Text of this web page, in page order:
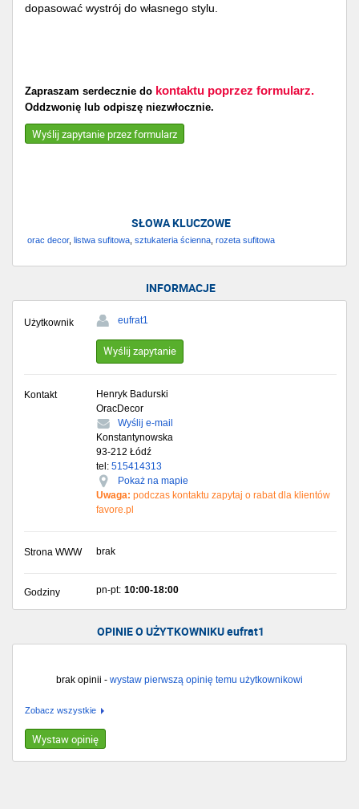
dopasować wystrój do własnego stylu.
Zapraszam serdecznie do kontaktu poprzez formularz.
Oddzwonię lub odpiszę niezwłocznie.
Wyślij zapytanie przez formularz
SŁOWA KLUCZOWE
orac decor, listwa sufitowa sztukateria ścienna rozeta sufitowa
INFORMACJE
Użytkownik eufrat1
Wyślij zapytanie
Kontakt
Henryk Badurski
OracDecor
Wyślij e-mail
Konstantynowska
93-212 Łódź
tel: 515414313
Pokaż na mapie
Uwaga: podczas kontaktu zapytaj o rabat dla klientów
favore.pl
Strona WWW brak
Godziny pn-pt: 10:00-18:00
OPINIE O UŻYTKOWNIKU eufrat1
brak opinii - wystaw pierwszą opinię temu użytkownikowi
Zobacz wszystkie
Wystaw opinię